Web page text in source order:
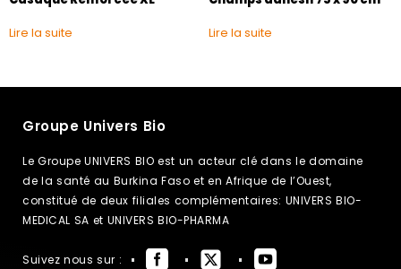
Lire la suite
Lire la suite
Groupe Univers Bio
Le Groupe UNIVERS BIO est un acteur clé dans le domaine
de la santé au Burkina Faso et en Afrique de l’Ouest,
constitué de deux filiales complémentaires: UNIVERS BIO-
MEDICAL SA et UNIVERS BIO-PHARMA
Suivez nous sur :